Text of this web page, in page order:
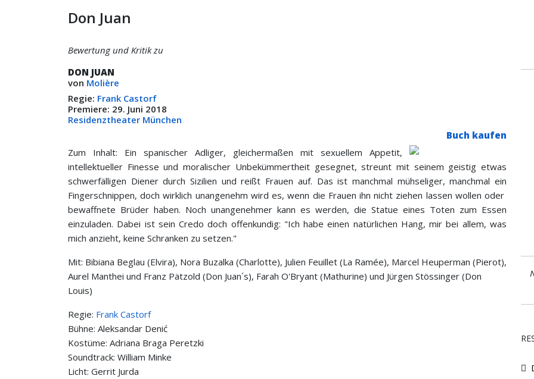
Don Juan
Bewertung und Kritik zu
DON JUAN
von Molière
Regie: Frank Castorf
Premiere: 29. Juni 2018
Residenztheater München
Buch kaufen
Zum Inhalt: Ein spanischer Adliger, gleichermaßen mit sexuellem Appetit,
intellektueller Finesse und moralischer Un­bekümmertheit gesegnet, streunt mit seinem geistig etwas
schwerfälligen Diener durch Sizilien und reißt Frauen auf. Das ist manchmal mühseliger, manchmal ein
Fingerschnippen, doch wirklich unangenehm wird es, wenn die Frauen ihn nicht ziehen lassen wollen oder
bewaffnete Brüder haben. Noch unangenehmer kann es werden, die Statue eines Toten zum Essen
einzuladen. Dabei ist sein Credo doch offenkundig: "Ich habe einen natürlichen Hang, mir bei allem, was
mich anzieht, kei­ne Schranken zu setzen."
Mit: Bibiana Beglau (Elvira), Nora Buzalka (Charlotte), Julien Feuillet (La Ramée), Marcel Heuperman (Pierot),
Aurel Manthei und Franz Pätzold (Don Juan´s), Farah O'Bryant (Mathurine) und Jürgen Stössinger (Don
Louis)
Regie: Frank Castorf
Bühne: Aleksandar Denić
Kostüme: Adriana Braga Peretzki
Soundtrack: William Minke
Licht: Gerrit Jurda